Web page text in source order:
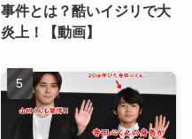
事件とは？酷いイジリで大
炎上！【動画】